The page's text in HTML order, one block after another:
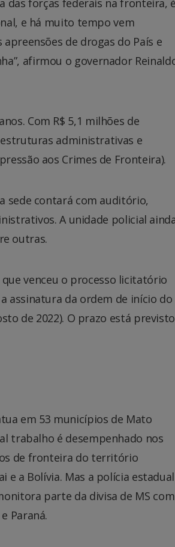
e há muito tempo vem
de drogas do País e
afirmou o governador
Com R$ 5,1 milhões de
administrativas e
aos Crimes de Fronteira).
sede contará com auditório,
A unidade policial
outras.
venceu o processo licitatório
assinatura da ordem de início do
de 2022). O prazo está previsto
em 53 municípios de Mato
trabalho é desempenhado nos
de fronteira do território
e a Bolívia. Mas a polícia estadual
parte da divisa de MS com
Paraná.